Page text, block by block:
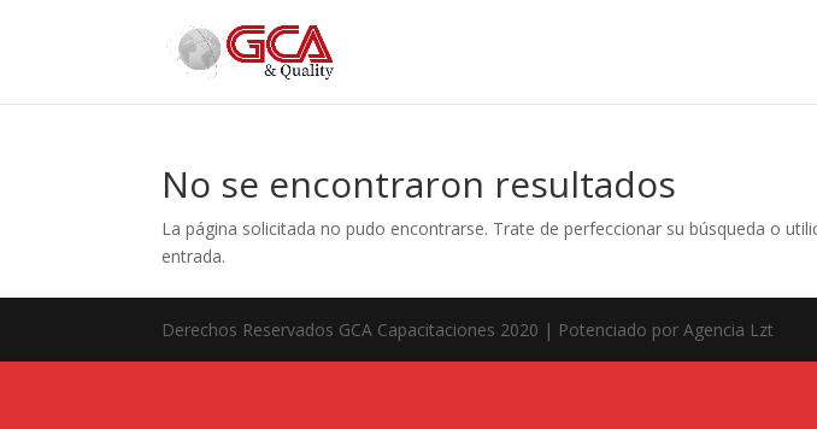
No se encontraron resultados
La página solicitada no pudo encontrarse. Trate de perfeccionar su búsqueda o
entrada.
Derechos Reservados GCA Capacitaciones 2020 | Potenciado por Agencia Lzt